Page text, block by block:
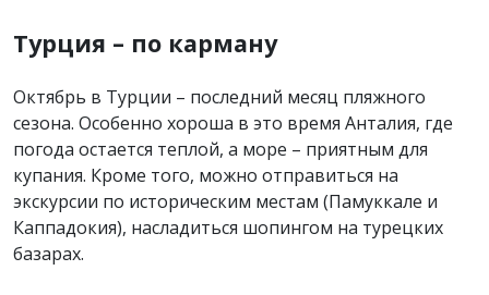
Турция – по карману
Октябрь в Турции – последний месяц пляжного
сезона. Особенно хороша в это время Анталия, где
погода остается теплой, а море – приятным для
купания. Кроме того, можно отправиться на
экскурсии по историческим местам (Памуккале и
Каппадокия), насладиться шопингом на турецких
базарах.